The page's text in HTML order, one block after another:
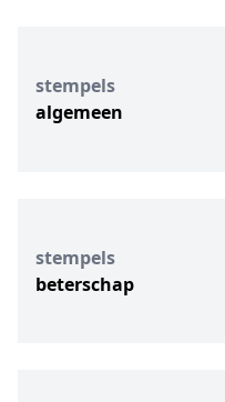
stempels
algemeen
stempels
beterschap